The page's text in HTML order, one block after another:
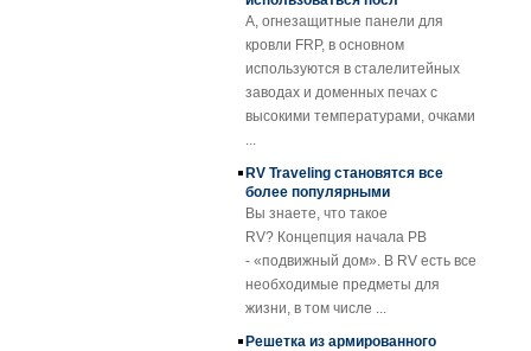
Пластмассовые
профили из
барабана
армированный
стекловолокном
армированный
Кровельный лист
SMC BMC
Fiberglass Resin
Composite FRP
Manhole Cover
кровли FRP, в основном
используются в сталелитейных
заводах и доменных печах с
высокими температурами, очками
...
более популярными
Вы знаете, что такое
RV? Концепция начала РВ
- «подвижный дом». В RV есть все
необходимые предметы для
жизни, в том числе ...
пластика (FRP) Описание